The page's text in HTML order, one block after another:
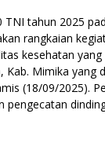
tahun 2025
rangkaian
kesehatan
Kab. Mimika
(18/09/2025).
pengecatan